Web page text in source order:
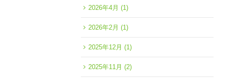
2026年4月 (1)
2026年2月 (1)
2025年12月 (1)
2025年11月 (2)